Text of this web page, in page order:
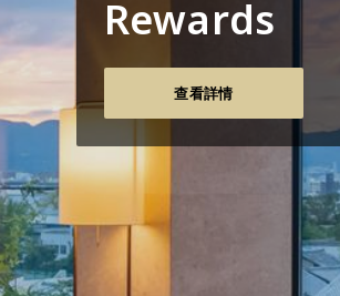
Rewards
查看詳情